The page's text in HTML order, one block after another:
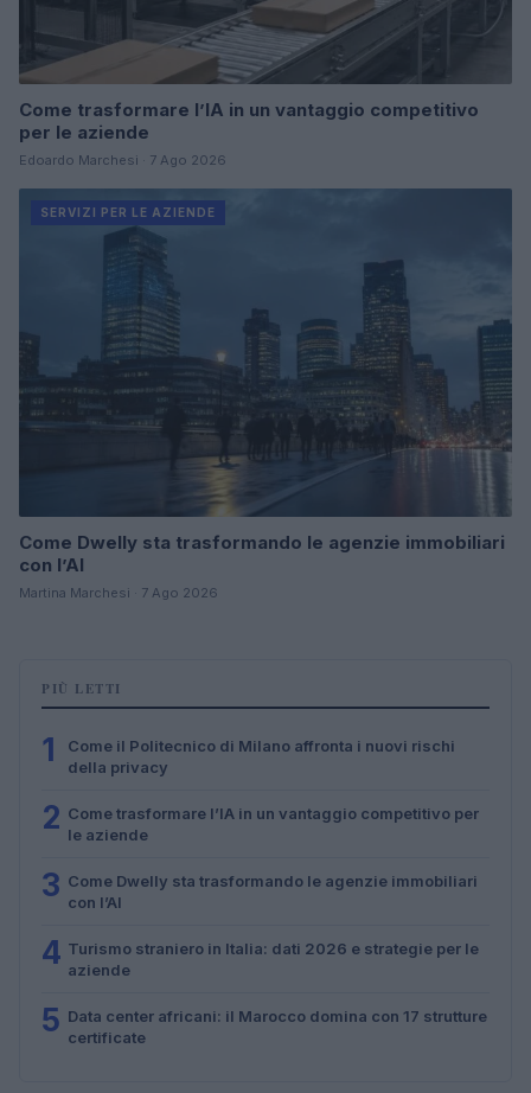
Come trasformare l’IA in un vantaggio competitivo
per le aziende
Edoardo Marchesi · 7 Ago 2026
SERVIZI PER LE AZIENDE
Come Dwelly sta trasformando le agenzie immobiliari
con l’AI
Martina Marchesi · 7 Ago 2026
PIÙ LETTI
1
Come il Politecnico di Milano affronta i nuovi rischi
della privacy
2 Come trasformare l’IA in un vantaggio competitivo per
le aziende
3 Come Dwelly sta trasformando le agenzie immobiliari
con l’AI
4 Turismo straniero in Italia: dati 2026 e strategie per le
aziende
5 Data center africani: il Marocco domina con 17 strutture
certificate